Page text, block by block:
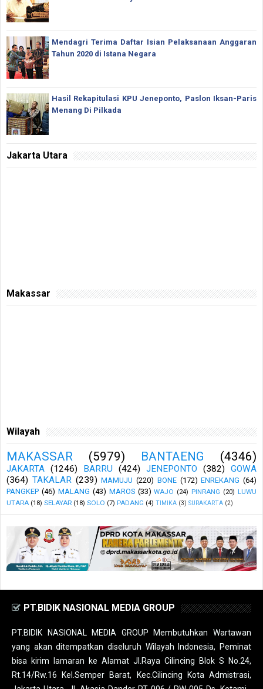
Mendagri Terima Daftar Isian Pelaksanaan Anggaran
Tahun 2020 di Istana Negara
Hasil Rekapitulasi KPU Jeneponto, Paslon Iksan-Paris
Menang Di Pilkada
Jakarta Utara
Makassar
Wilayah
MAKASSAR (5979) BANTAENG (4346)
JAKARTA (1246) BARRU (424) JENEPONTO (382)
GOWA
(364) TAKALAR (239) MAMUJU (220) BONE (172) ENREKANG (64)
PANGKEP (46) MALANG (43) MAROS (33) WAJO (24) PINRANG (20) LUWU
UTARA (18) SELAYAR (18) SOLO (7) PADANG (4) TIMIKA (3) SURAKARTA (2)
PT.BIDIK NASIONAL MEDIA GROUP
PT.BIDIK NASIONAL MEDIA GROUP Membutuhkan Wartawan
yang akan ditempatkan diseluruh Wilayah Indonesia, Peminat
bisa kirim lamaran ke Alamat Jl.Raya Cilincing Blok S No.24,
Rt.14/Rw.16 Kel.Semper Barat, Kec.Cilincing Kota Admistrasi,